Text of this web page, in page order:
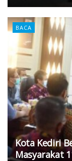
BACA
Kota Kediri
Masyarakat